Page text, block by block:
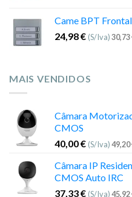
Came BPT
24,98€ (S/Iva)30,73
MAIS VENDIDOS
Câmara
CMOS
40,00€ (S/Iva)49,20
Câmara IP
CMOS Auto IRC
37,33€ (S/Iva)45,92